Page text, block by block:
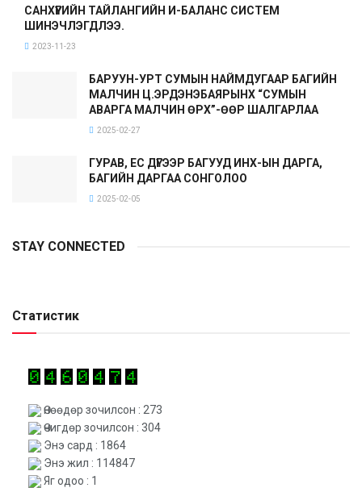
САНХҮҮГИЙН ТАЙЛАНГИЙН И-БАЛАНС СИСТЕМ
ШИНЭЧЛЭГДЛЭЭ.
2023-11-23
БАРУУН-УРТ СУМЫН НАЙМДУГААР БАГИЙН
МАЛЧИН Ц.ЭРДЭНЭБАЯРЫНХ “СУМЫН
АВАРГА МАЛЧИН ӨРХ”-ӨӨР ШАЛГАРЛАА
2025-02-27
ГУРАВ, ЕС ДҮГЭЭР БАГУУД ИНХ-ЫН ДАРГА,
БАГИЙН ДАРГАА СОНГОЛОО
2025-02-05
STAY CONNECTED
Статистик
Өнөөдөр зочилсон : 273
Өчигдөр зочилсон : 304
Энэ сард : 1864
Энэ жил : 114847
Яг одоо : 1